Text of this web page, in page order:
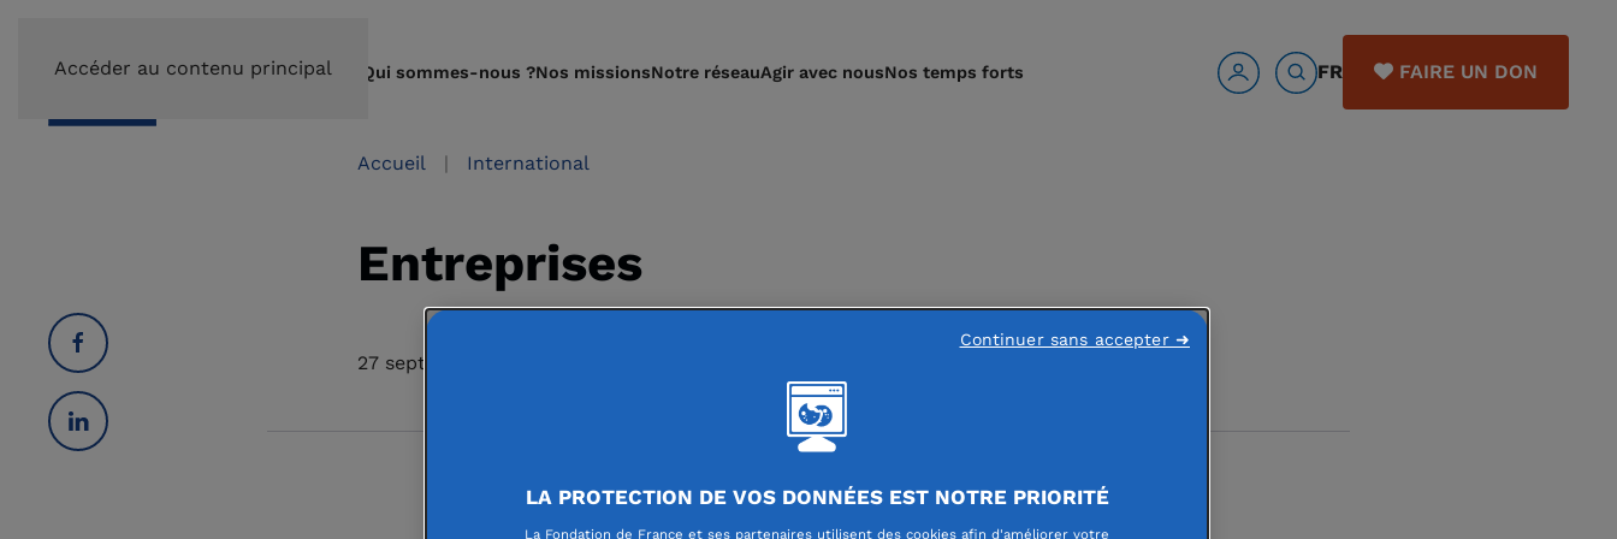
Accéder au contenu principal Qui sommes-nous ?Nos missionsNotre réseauAgir avec nousNos temps forts FR FAIRE UN DON
Accueil International
Entreprises
27 septembre 2023
Votre partenaire en responsabilité sociale des
LA PROTECTION DE VOS DONNÉES EST NOTRE PRIORITÉ
La Fondation de France et ses partenaires utilisent des cookies afin d'améliorer votre
Continuer sans accepter ➜